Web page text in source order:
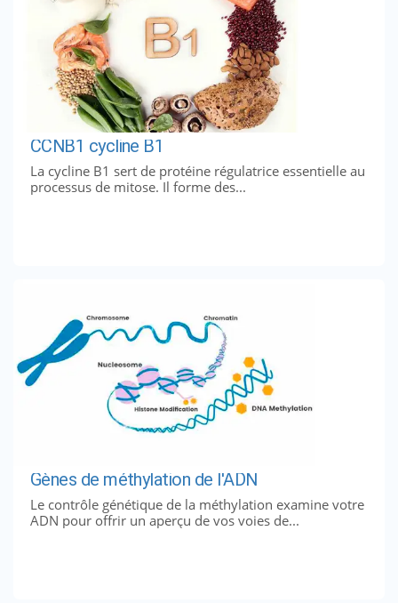
CCNB1 cycline B1
La cycline B1 sert de protéine régulatrice essentielle au
processus de mitose. Il forme des...
Gènes de méthylation de l'ADN
Le contrôle génétique de la méthylation examine votre
ADN pour offrir un aperçu de vos voies de...